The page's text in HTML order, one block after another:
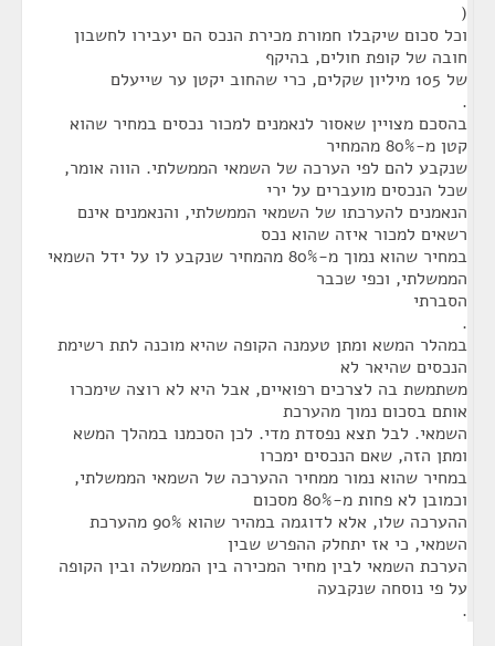
(
וכל סכום שיקבלו חמורת מכירת הנכס הם יעבירו לחשבון
חובה של קופת חולים, בהיקף
של 105 מיליון שקלים, כרי שהחוב יקטן ער שייעלם
.
בהסכם מצויין שאסור לנאמנים למכור נכסים במחיר שהוא
קטן מ-80% מהמחיר
שנקבע להם לפי הערכה של השמאי הממשלתי. הווה אומר,
שכל הנכסים מועברים על ירי
הנאמנים להערכתו של השמאי הממשלתי, והנאמנים אינם
רשאים למכור איזה שהוא נכס
במחיר שהוא נמוך מ-80% מהמחיר שנקבע לו על ידל השמאי
הממשלתי, וכפי שכבר
הסברתי
.
במהלר המשא ומתן טעמנה הקופה שהיא מוכנה לתת רשימת
הנכסים שהיאר לא
משתמשת בה לצרכים רפואיים, אבל היא לא רוצה שימכרו
אותם בסכום נמוך מהערכת
השמאי. לבל תצא נפסדת מדי. לכן הסכמנו במהלך המשא
ומתן הזה, שאם הנכסים ימכרו
במחיר שהוא נמור ממחיר ההערכה של השמאי הממשלתי,
וכמובן לא פחות מ-80% מסכום
ההערכה שלו, אלא לדוגמה במהיר שהוא 90% מהערכת
השמאי, כי אז יתחלק ההפרש שבין
הערכת השמאי לבין מחיר המכירה בין הממשלה ובין הקופה
על פי נוסחה שנקבעה
.